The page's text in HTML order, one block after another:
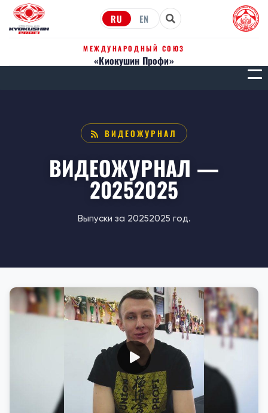
RU EN
МЕЖДУНАРОДНЫЙ СОЮЗ
«Киокушин Профи»
ВИДЕОЖУРНАЛ
ВИДЕОЖУРНАЛ —
20252025
Выпуски за 20252025 год.